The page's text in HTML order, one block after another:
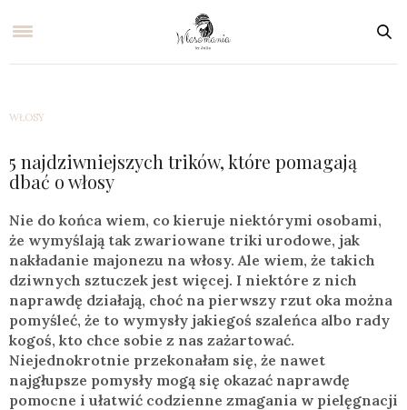
WŁOSY
5 najdziwniejszych trików, które pomagają
dbać o włosy
Nie do końca wiem, co kieruje niektórymi osobami,
że wymyślają tak zwariowane triki urodowe, jak
nakładanie majonezu na włosy. Ale wiem, że takich
dziwnych sztuczek jest więcej. I niektóre z nich
naprawdę działają, choć na pierwszy rzut oka można
pomyśleć, że to wymysły jakiegoś szaleńca albo rady
kogoś, kto chce sobie z nas zażartować.
Niejednokrotnie przekonałam się, że nawet
najgłupsze pomysły mogą się okazać naprawdę
pomocne i ułatwić codzienne zmagania w pielęgnacji